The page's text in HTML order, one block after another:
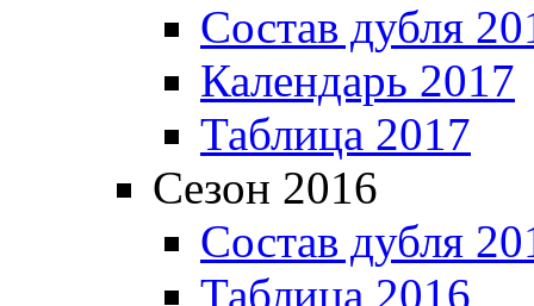
Состав дубля
Календарь 2017
Таблица 2017
Сезон 2016
Состав дубля
Таблица 2016